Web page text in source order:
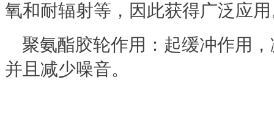
氧和耐辐射等，因此获得广泛应
聚氨酯胶轮作用：起缓冲作用
并且减少噪音。